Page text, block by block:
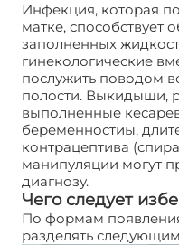
Инфекция, которая
матке, способствует
заполненных
гинекологические
послужить поводом
полости. Выкидыши,
выполненные
беременностиы,
контрацептива
манипуляции могут
диагнозу.
Чего следует
По формам
разделять